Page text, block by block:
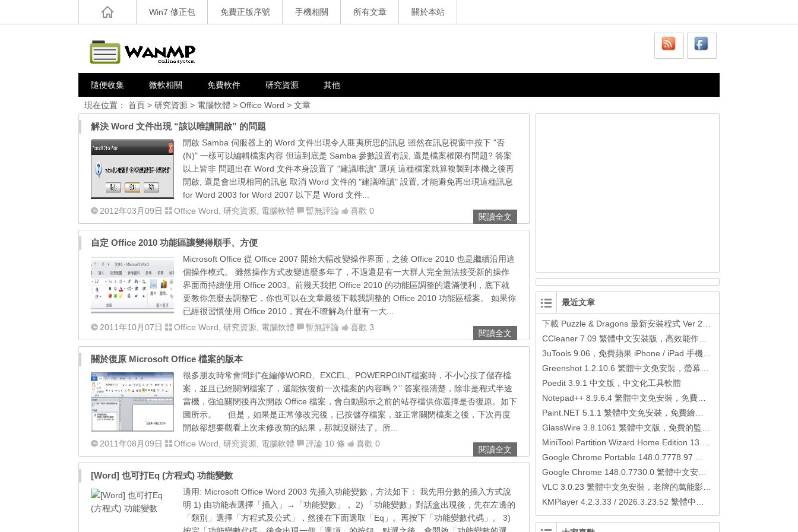
Win7 修正包 免費正版序號 手機相關 所有文章 關於本站
隨便收集 微軟相關 免費軟件 研究資源 其他
現在位置： 首頁 > 研究資源 > 電腦軟體 > Office Word > 文章
解決 Word 文件出現 “該以唯讀開啟” 的問題
開啟 Samba 伺服器上的 Word 文件出現令人匪夷所思的訊息 雖然在訊息視窗中按下 "否
(N)" 一樣可以編輯檔案內容 但這到底是 Samba 參數設置有誤, 還是檔案權限有問題? 答案
以上皆非 問題出在 Word 文件本身設置了 "建議唯讀" 選項 這種檔案就算複製到本機之後再
開啟, 還是會出現相同的訊息 取消 Word 文件的 "建議唯讀" 設置, 才能避免再出現這種訊息
for Word 2003 for Word 2007 以下是 Word 文件...
2012年03月09日
Office Word 研究資源 電腦軟體 暫無評論 喜歡 0
閱讀全文
自定 Office 2010 功能區讓變得順手、方便
Microsoft Office 從 Office 2007 開始大幅改變操作界面，之後 Office 2010 也是繼續沿用這
個操作模式。 雖然操作方式改變這麼多年了，不過還是有一大群人完全無法接受新的操作
界面而持續使用 Office 2003。前幾天我把 Office 2010 的功能區調整的還滿便利，底下就
要教你怎麼去調整它，你也可以在文章最後下載我調整的 Office 2010 功能區檔案。 如果你
已經很習慣使用 Office 2010，實在不瞭解為什麼有一大...
2011年10月07日
Office Word 研究資源 電腦軟體 暫無評論 喜歡 3
閱讀全文
關於復原 Microsoft Office 檔案的版本
很多朋友時常會問到"在編修WORD、EXCEL、POWERPOINT檔案時，不小心按了儲存檔
案，並且已經關閉檔案了，還能恢復前一次檔案的內容嗎？" 答案很清楚，除非是程式半途
當機，強迫關閉後再次開啟 Office 檔案，會自動顯示之前的站存檔供你選擇是否復原。如下
圖所示。 但是，如果是正常修改完後，已按儲存檔案，並正常關閉檔案之後，下次再度
開啟卻想要觀看上次未修改前的結果，那就沒辦法了。所...
2011年08月09日
Office Word 研究資源 電腦軟體 評論 10 條 喜歡 0
閱讀全文
[Word] 也可打Eq (方程式) 功能變數
適用: Microsoft Office Word 2003 先插入功能變數，方法如下： 我先用分數的插入方式說
明 1) 由功能表選擇「插入」→「功能變數」， 2) 「功能變數」對話盒出現後，先在左邊的
「類別」選擇「方程式及公式」，然後在下面選取「Eq」。再按下「功能變數代碼」。 3)
最近文章
Poedit 3.9.1 中文版，中文化工具軟體